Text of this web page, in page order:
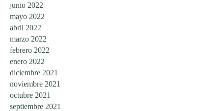
junio 2022
mayo 2022
abril 2022
marzo 2022
febrero 2022
enero 2022
diciembre 2021
noviembre 2021
octubre 2021
septiembre 2021